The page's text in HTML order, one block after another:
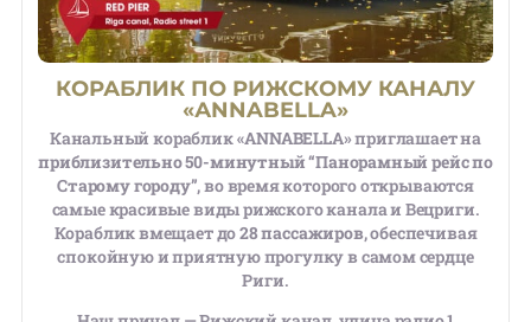
КОРАБЛИК ПО РИЖСКОМУ КАНАЛУ
«АNNABELLA»
Канальный кораблик«ANNABELLA»приглашает на
приблизительно 50-минутный “Панорамный рейс по
Старому городу”, во время которого открываются
самые красивые виды рижского канала и Вецриги.
Кораблик вмещает до28 пассажиров, обеспечивая
спокойную и приятную прогулку в самом сердце
Риги.